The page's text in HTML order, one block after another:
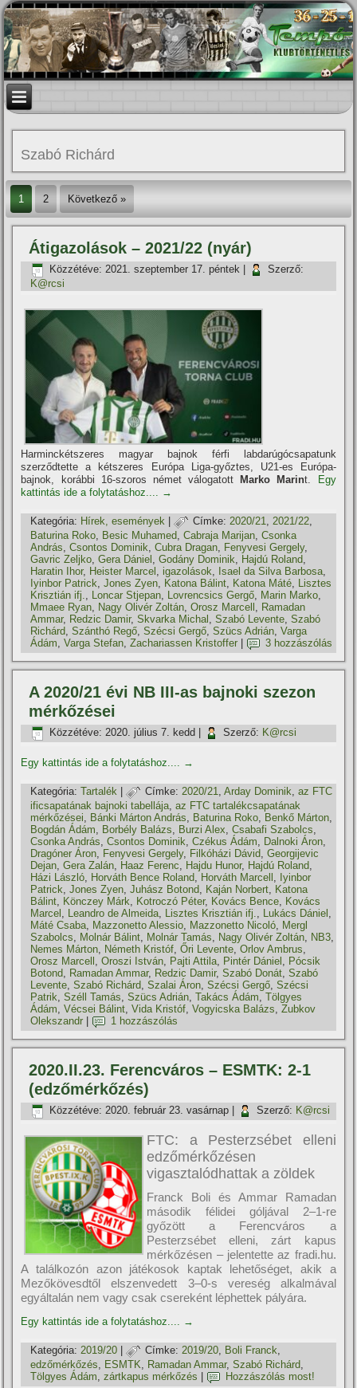
Szabó Richárd
1 2 Következő »
Átigazolások – 2021/22 (nyár)
Közzétéve: 2021. szeptember 17. péntek
Szerző:
K@rcsi
Harminckétszeres magyar bajnok férfi labdarúgócsapatunk
szerződtette a kétszeres Európa Liga-győztes, U21-es Európa-
bajnok, korábbi 16-szoros német válogatottMarko Marint. Egy
kattintás ide a folytatáshoz....
→
Kategória: Hí­rek, események | Címke: 2020/21,2021/22,
Baturina Roko Besic Muhamed ,Cabraja Marijan ,Csonka
András ,Csontos Dominik ,Cubra Dragan Fenyvesi Gergely,
Gavric Zeljko ,Gera Dániel ,Godány Dominik Hajdú Roland
Haratin Ihor, Heister Marcel ,igazolások Isael da Silva Barbosa
Iyinbor Patrick ,Jones Zyen Katona Bálint Katona Máté Lisztes
Krisztián ifj.
Loncar Stjepan Lovrencsics Gergő Marin Marko
Mmaee Ryan Nagy Olivér Zoltán ,Orosz Marcell
Ramadan
Ammar, Redzic Damir,Skvarka Michal ,Szabó Levente ,Szabó
Richárd ,Szánthó Regő ,Szécsi Gergő ,Szücs Adrián ,Varga
Ádám,Varga Stefan,Zachariassen Kristoffer 3 hozzászólás
A 2020/21 évi NB III-as bajnoki szezon
mérkőzései
Közzétéve: 2020. július 7. kedd Szerző: K@rcsi
Egy kattintás ide a folytatáshoz.... →
Kategória: Tartalék | Címke: 2020/21,Arday Dominik,az FTC
ificsapatának bajnoki tabellája ,az FTC tartalékcsapatának
mérkőzései
Bánki Márton András Baturina Roko Benkő Márton
Bogdán Ádám
Borbély Balázs Burzi Alex ,Csabafi Szabolcs
Csonka András ,Csontos Dominik ,Czékus Ádám Dalnoki Áron
Dragóner Áron Fenyvesi Gergely, Filkóházi Dávid ,Georgijevic
Dejan ,Gera Zalán Haaz Ferenc Hajdu Hunor, Hajdú Roland
Házi László Horváth Bence Roland Horváth Marcell
Iyinbor
Patrick ,Jones Zyen ,Juhász Botond Kaján Norbert Katona
Bálint Könczey Márk Kotroczó Péter, Kovács Bence Kovács
Marcel
Leandro de Almeida Lisztes Krisztián ifj. Lukács Dániel
Máté Csaba Mazzonetto Alessio Mazzonetto Nicoló Mergl
Szabolcs
Molnár Bálint Molnár Tamás Nagy Olivér Zoltán NB3
Nemes Márton Németh Kristóf ,Őri Levente ,Orlov Ambrus
Orosz Marcell ,Oroszi István Pajti Attila Pintér Dániel
Pócsik
Botond Ramadan Ammar, Redzic Damir,Szabó Donát ,Szabó
Levente ,Szabó Richárd ,Szalai Áron ,Szécsi Gergő ,Szécsi
Patrik ,Széll Tamás ,Szücs Adrián ,Takács Ádám ,Tölgyes
Ádám ,Vécsei Bálint ,Vida Kristóf ,Vogyicska Balázs ,Zubkov
Olekszandr
1 hozzászólás
2020.II.23. Ferencváros – ESMTK: 2-1
(edzőmérkőzés)
Közzétéve: 2020. február 23. vasárnap Szerző: K@rcsi
FTC: a Pesterzsébet elleni
edzőmérkőzésen
vigasztalódhattak a zöldek
Franck Boli és Ammar Ramadan
második félidei góljával 2–1-re
győzött a Ferencváros a
Pesterzsébet elleni, zárt kapus
mérkőzésen – jelentette az fradi.hu.
A találkozón azon játékosok kaptak lehetőséget, akik a
Mezőkövesdtől elszenvedett 3–0-s vereség alkalmával
egyáltalán nem vagy csak csereként léphettek pályára.
Egy kattintás ide a folytatáshoz.... →
Kategória: 2019/20 | Címke: 2019/20, Boli Franck,
edzőmérkőzés
ESMTK Ramadan Ammar,Szabó Richárd
Tölgyes Ádám,zártkapus mérkőzés Hozzászólás most!